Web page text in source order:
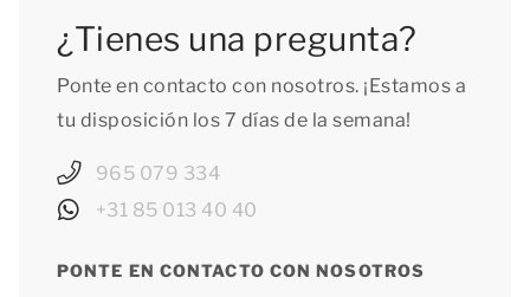
¿Tienes una pregunta?
Ponte en contacto con nosotros. ¡Estamos a
tu disposición los 7 días de la semana!
965 079 334
+31 85 013 40 40
PONTE EN CONTACTO CON NOSOTROS